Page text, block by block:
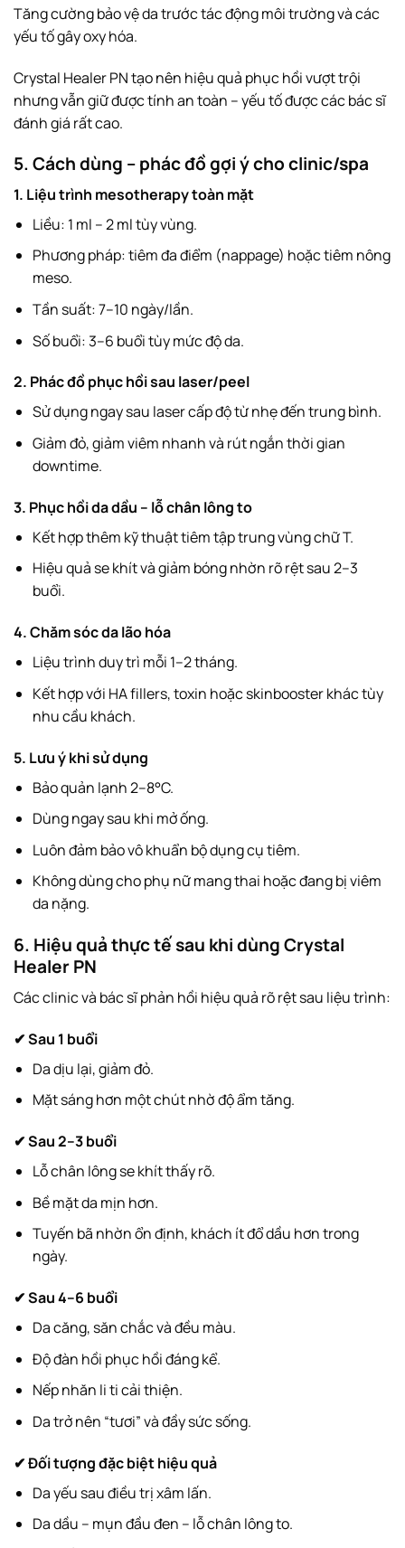
Tăng cường bảo vệ da trước tác động môi trường và các
yếu tố gây oxy hóa.
Crystal Healer PN tạo nên hiệu quả phục hồi vượt trội
nhưng vẫn giữ được tính an toàn – yếu tố được các bác sĩ
đánh giá rất cao.
5. Cách dùng – phác đồ gợi ý cho clinic/spa
1. Liệu trình mesotherapy toàn mặt
Liều: 1 ml – 2 ml tùy vùng.
Phương pháp: tiêm đa điểm (nappage) hoặc tiêm nông
meso.
Tần suất: 7–10 ngày/lần.
Số buổi: 3–6 buổi tùy mức độ da.
2. Phác đồ phục hồi sau laser/peel
Sử dụng ngay sau laser cấp độ từ nhẹ đến trung bình.
Giảm đỏ, giảm viêm nhanh và rút ngắn thời gian
downtime.
3. Phục hồi da dầu – lỗ chân lông to
Kết hợp thêm kỹ thuật tiêm tập trung vùng chữ T.
Hiệu quả se khít và giảm bóng nhờn rõ rệt sau 2–3
buổi.
4. Chăm sóc da lão hóa
Liệu trình duy trì mỗi 1–2 tháng.
Kết hợp với HA fillers, toxin hoặc skinbooster khác tùy
nhu cầu khách.
5. Lưu ý khi sử dụng
Bảo quản lạnh 2–8°C.
Dùng ngay sau khi mở ống.
Luôn đảm bảo vô khuẩn bộ dụng cụ tiêm.
Không dùng cho phụ nữ mang thai hoặc đang bị viêm
da nặng.
6. Hiệu quả thực tế sau khi dùng Crystal
Healer PN
Các clinic và bác sĩ phản hồi hiệu quả rõ rệt sau liệu trình:
✔ Sau 1 buổi
Da dịu lại, giảm đỏ.
Mặt sáng hơn một chút nhờ độ ẩm tăng.
✔ Sau 2–3 buổi
Lỗ chân lông se khít thấy rõ.
Bề mặt da mịn hơn.
Tuyến bã nhờn ổn định, khách ít đổ dầu hơn trong
ngày.
✔ Sau 4–6 buổi
Da căng, săn chắc và đều màu.
Độ đàn hồi phục hồi đáng kể.
Nếp nhăn li ti cải thiện.
Da trở nên “tươi” và đầy sức sống.
✔ Đối tượng đặc biệt hiệu quả
Da yếu sau điều trị xâm lấn.
Da dầu – mụn đầu đen – lỗ chân lông to.